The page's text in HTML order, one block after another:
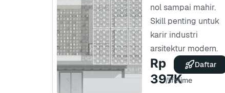
nol sampai mahir.
Skill penting untuk
karir industri
arsitektur modern.
Rp
397K
/lifetime
Daftar